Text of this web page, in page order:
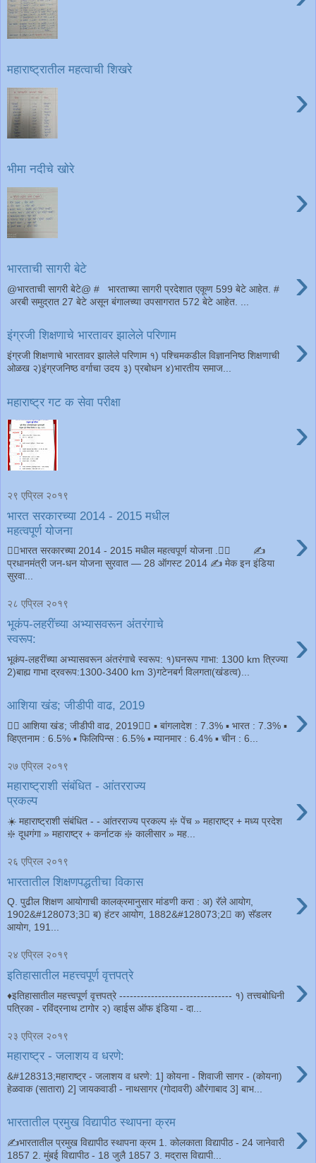
महाराष्ट्रातील महत्वाची शिखरे
›
भीमा नदीचे खोरे
›
भारताची सागरी बेटे ›
@भारताची सागरी बेटे@ # भारताच्या सागरी प्रदेशात एकूण 599 बेटे आहेत. #
अरबी समुद्रात 27 बेटे असून बंगालच्या उपसागरात 572 बेटे आहेत. ...
इंग्रजी शिक्षणाचे भारतावर झालेले परिणाम ›
इंग्रजी शिक्षणाचे भारतावर झालेले परिणाम १) पश्चिमकडील विज्ञाननिष्ठ शिक्षणाची
ओळख २)इंग्रजनिष्ठ वर्गाचा उदय ३) प्रबोधन ४)भारतीय समाज...
महाराष्ट्र गट क सेवा परीक्षा
›
२९ एप्रिल २०१९
भारत सरकारच्या 2014 - 2015 मधील
महत्वपूर्ण योजना
›
भारत सरकारच्या 2014 - 2015 मधील महत्वपूर्ण योजना . ✍
प्रधानमंत्री जन-धन योजना सुरवात — 28 ऑगस्ट 2014 ✍ मेक इन इंडिया
सुरवा...
२८ एप्रिल २०१९
भूकंप-लहरींच्या अभ्यासवरून अंतरंगाचे
स्वरूप:
›
भूकंप-लहरींच्या अभ्यासवरून अंतरंगाचे स्वरूप: १)घनरूप गाभा: 1300 km त्रिज्या
2)बाह्य गाभा द्रवरूप:1300-3400 km 3)गटेनबर्ग विलगता(खंडत्व)...
आशिया खंड; जीडीपी वाढ, 2019 ›
 आशिया खंड; जीडीपी वाढ, 2019 ▪ बांगलादेश : 7.3% ▪ भारत : 7.3% ▪
व्हिएतनाम : 6.5% ▪ फिलिपिन्स : 6.5% ▪ म्यानमार : 6.4% ▪ चीन : 6...
२७ एप्रिल २०१९
महाराष्ट्राशी संबंधित - आंतरराज्य
प्रकल्प
›
☀️ महाराष्ट्राशी संबंधित - - आंतरराज्य प्रकल्प ❇️ पेंच » महाराष्ट्र + मध्य प्रदेश
❇️ दूधगंगा » महाराष्ट्र + कर्नाटक ❇️ कालीसार » मह...
२६ एप्रिल २०१९
भारतातील शिक्षणपद्धतीचा विकास ›
Q. पुढील शिक्षण आयोगाची कालक्रमानुसार मांडणी करा : अ) रॅले आयोग,
1902&#128073;3⃣ ब) हंटर आयोग, 1882&#128073;2⃣ क) सॅडलर
आयोग, 191...
२४ एप्रिल २०१९
इतिहासातील महत्त्वपूर्ण वृत्तपत्रे ›
♦️इतिहासातील महत्त्वपूर्ण वृत्तपत्रे -------------------------------- १) तत्त्वबोधिनी
पत्रिका - रविंद्रनाथ टागोर २) व्हाईस ऑफ इंडिया - दा...
२३ एप्रिल २०१९
महाराष्ट्र - जलाशय व धरणे: ›
&#128313;महाराष्ट्र - जलाशय व धरणे: 1] कोयना - शिवाजी सागर - (कोयना)
हेळवाक (सातारा) 2] जायकवाडी - नाथसागर (गोदावरी) औरंगाबाद 3] बाभ...
भारतातील प्रमुख विद्यापीठ स्थापना क्रम ›
✍भारतातील प्रमुख विद्यापीठ स्थापना क्रम 1. कोलकाता विद्यापीठ - 24 जानेवारी
1857 2. मुंबई विद्यापीठ - 18 जुलै 1857 3. मद्रास विद्यापी...